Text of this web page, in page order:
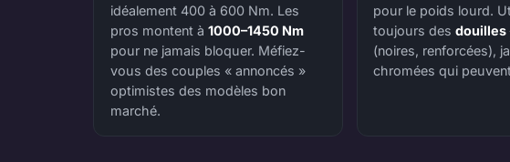
idéalement 400 à 600 Nm. Les
pros montent à 1000–1450 Nm
pour ne jamais bloquer. Méfiez-
vous des couples « annoncés »
optimistes des modèles bon
marché.
pour le poids lourd.
toujours desdouilles
(noires, renforcées),
chromées qui